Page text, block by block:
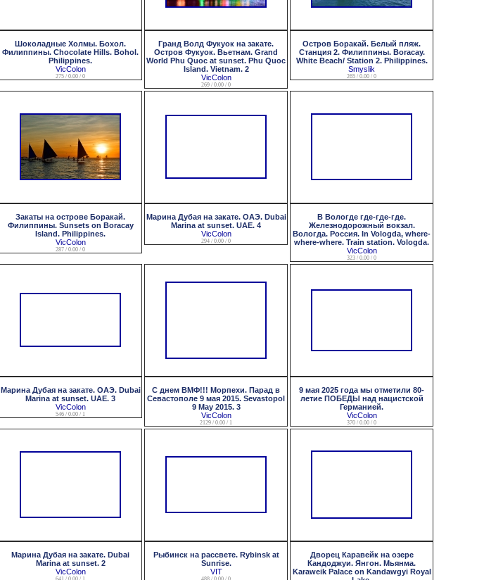
Шоколадные Холмы. Бохол.
Филиппины. Chocolate Hills. Bohol.
Philippines.
VicColon
275 / 0.00 / 0
Гранд Волд Фукуок на закате.
Остров Фукуок. Вьетнам. Grand
World Phu Quoc at sunset. Phu Quoc
Island. Vietnam. 2
VicColon
269 / 0.00 / 0
Остров Боракай. Белый пляж.
Станция 2. Филиппины. Boracay.
White Beach/ Station 2. Philippines.
Smyslik
265 / 0.00 / 0
Закаты на острове Боракай.
Филиппины. Sunsets on Boracay
Island. Philippines.
VicColon
287 / 0.00 / 0
Марина Дубая на закате. ОАЭ. Dubai
Marina at sunset. UAE. 4
VicColon
294 / 0.00 / 0
В Вологде где-где-где.
Железнодорожный вокзал.
Вологда. Россия. In Vologda, where-
where-where. Train station. Vologda.
VicColon
323 / 0.00 / 0
Марина Дубая на закате. ОАЭ. Dubai
Marina at sunset. UAE. 3
VicColon
546 / 0.00 / 1
С днем ВМФ!!! Морпехи. Парад в
Севастополе 9 мая 2015. Sevastopol
9 May 2015. 3
VicColon
2129 / 0.00 / 1
9 мая 2025 года мы отметили 80-
летие ПОБЕДЫ над нацистской
Германией.
VicColon
370 / 0.00 / 0
Марина Дубая на закате. Dubai
Marina at sunset. 2
VicColon
Рыбинск на рассвете. Rybinsk at
Sunrise.
VIT
Дворец Каравейк на озере
Кандоджуи. Янгон. Мьянма.
Karaweik Palace on Kandawgyi Royal